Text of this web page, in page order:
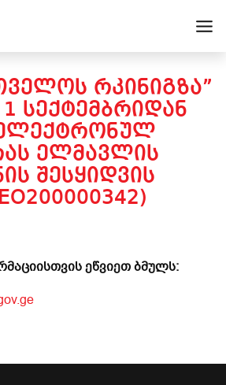
ᲠᲙᲘᲜᲘᲒᲖᲐ”
ᲡᲔᲥᲢᲔᲛᲑᲠᲘᲓᲐᲜ
ᲔᲚᲛᲐᲕᲚᲘᲡ
ᲨᲔᲡᲧᲘᲓᲕᲘᲡ
ეწვიეთ ბმულს: